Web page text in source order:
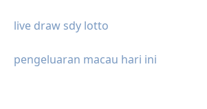
live draw sdy lotto
pengeluaran macau hari ini